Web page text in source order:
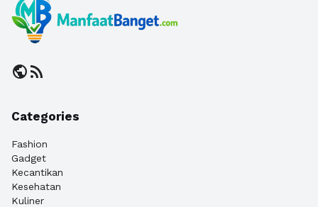
publicrss_feed
Categories
Fashion
Gadget
Kecantikan
Kesehatan
Kuliner